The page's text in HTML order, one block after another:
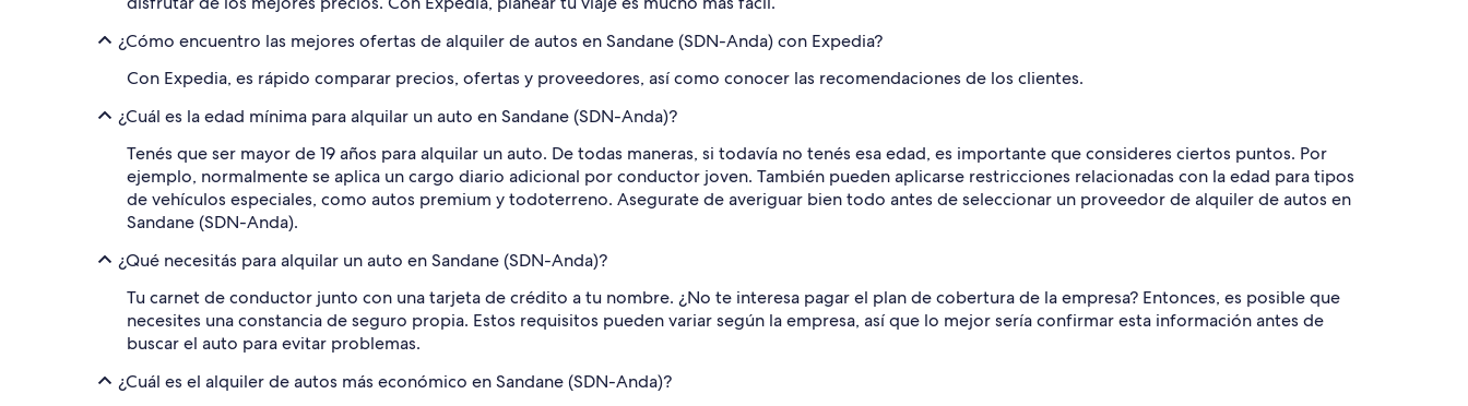
¿Cómo encuentro las mejores ofertas de alquiler de autos en Sandane (SDN-Anda) con Expedia?
Con Expedia, es rápido comparar precios, ofertas y proveedores, así como conocer las recomendaciones de los clientes.
¿Cuál es la edad mínima para alquilar un auto en Sandane (SDN-Anda)?
Tenés que ser mayor de 19 años para alquilar un auto. De todas maneras, si todavía no tenés esa edad, es importante que consideres ciertos puntos. Por
ejemplo, normalmente se aplica un cargo diario adicional por conductor joven. También pueden aplicarse restricciones relacionadas con la edad para tipos
de vehículos especiales, como autos premium y todoterreno. Asegurate de averiguar bien todo antes de seleccionar un proveedor de alquiler de autos en
Sandane (SDN-Anda).
¿Qué necesitás para alquilar un auto en Sandane (SDN-Anda)?
Tu carnet de conductor junto con una tarjeta de crédito a tu nombre. ¿No te interesa pagar el plan de cobertura de la empresa? Entonces, es posible que
necesites una constancia de seguro propia. Estos requisitos pueden variar según la empresa, así que lo mejor sería confirmar esta información antes de
buscar el auto para evitar problemas.
¿Cuál es el alquiler de autos más económico en Sandane (SDN-Anda)?